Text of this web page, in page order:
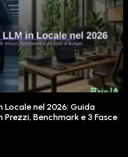
Locale nel 2026: Guida
Prezzi, Benchmark e 3 Fasce